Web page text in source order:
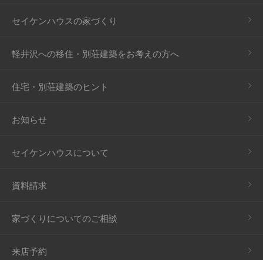
セイケンハウスの家づくり
軽井沢への移住・別荘建築をお考えの方へ
住宅・別荘建築のヒント
お知らせ
セイケンハウスについて
資料請求
家づくりについてのご相談
来店予約